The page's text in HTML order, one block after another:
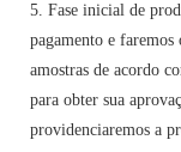
5. Fase inicial de
pagamento e faremos
amostras de acordo
para obter sua
providenciaremos a